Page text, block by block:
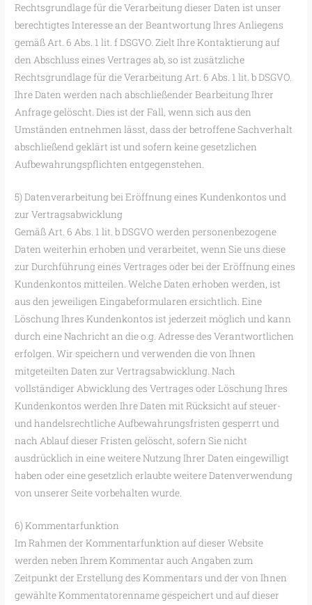
Rechtsgrundlage für die Verarbeitung dieser Daten ist unser
berechtigtes Interesse an der Beantwortung Ihres Anliegens
gemäß Art. 6 Abs. 1 lit. f DSGVO. Zielt Ihre Kontaktierung auf
den Abschluss eines Vertrages ab, so ist zusätzliche
Rechtsgrundlage für die Verarbeitung Art. 6 Abs. 1 lit. b DSGVO.
Ihre Daten werden nach abschließender Bearbeitung Ihrer
Anfrage gelöscht. Dies ist der Fall, wenn sich aus den
Umständen entnehmen lässt, dass der betroffene Sachverhalt
abschließend geklärt ist und sofern keine gesetzlichen
Aufbewahrungspflichten entgegenstehen.
5) Datenverarbeitung bei Eröffnung eines Kundenkontos und
zur Vertragsabwicklung
Gemäß Art. 6 Abs. 1 lit. b DSGVO werden personenbezogene
Daten weiterhin erhoben und verarbeitet, wenn Sie uns diese
zur Durchführung eines Vertrages oder bei der Eröffnung eines
Kundenkontos mitteilen. Welche Daten erhoben werden, ist
aus den jeweiligen Eingabeformularen ersichtlich. Eine
Löschung Ihres Kundenkontos ist jederzeit möglich und kann
durch eine Nachricht an die o.g. Adresse des Verantwortlichen
erfolgen. Wir speichern und verwenden die von Ihnen
mitgeteilten Daten zur Vertragsabwicklung. Nach
vollständiger Abwicklung des Vertrages oder Löschung Ihres
Kundenkontos werden Ihre Daten mit Rücksicht auf steuer-
und handelsrechtliche Aufbewahrungsfristen gesperrt und
nach Ablauf dieser Fristen gelöscht, sofern Sie nicht
ausdrücklich in eine weitere Nutzung Ihrer Daten eingewilligt
haben oder eine gesetzlich erlaubte weitere Datenverwendung
von unserer Seite vorbehalten wurde.
6) Kommentarfunktion
Im Rahmen der Kommentarfunktion auf dieser Website
werden neben Ihrem Kommentar auch Angaben zum
Zeitpunkt der Erstellung des Kommentars und der von Ihnen
gewählte Kommentatorenname gespeichert und auf dieser